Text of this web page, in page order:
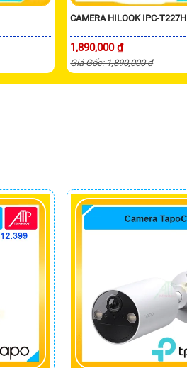
CAMERA HILOOK IPC-T227H
1,890,000 ₫
Giá Gốc: 1,890,000 ₫